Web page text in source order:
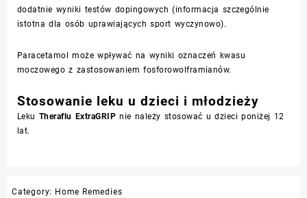
dodatnie wyniki testów dopingowych (informacja szczególnie
istotna dla osób uprawiających sport wyczynowo).
Paracetamol może wpływać na wyniki oznaczeń kwasu
moczowego z zastosowaniem fosforowolframianów.
Stosowanie leku u dzieci i młodzieży
Leku Theraflu ExtraGRIP nie należy stosować u dzieci poniżej 12
lat.
Category: Home Remedies